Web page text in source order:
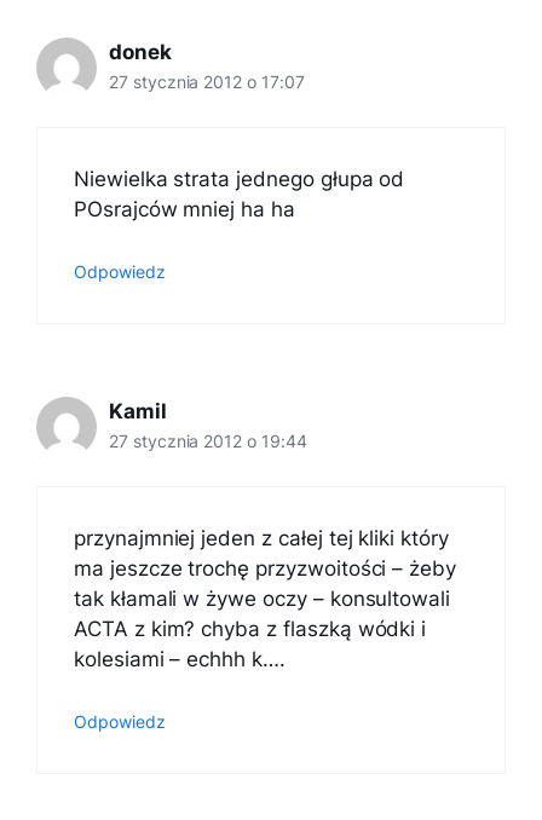
donek
27 stycznia 2012 o 17:07
Niewielka strata jednego głupa od
POsrajców mniej ha ha
Odpowiedz
Kamil
27 stycznia 2012 o 19:44
przynajmniej jeden z całej tej kliki który
ma jeszcze trochę przyzwoitości – żeby
tak kłamali w żywe oczy – konsultowali
ACTA z kim? chyba z flaszką wódki i
kolesiami – echhh k….
Odpowiedz